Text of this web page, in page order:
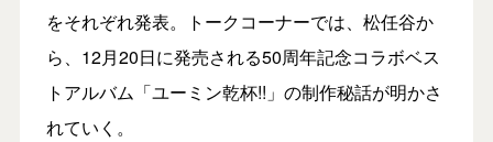
をそれぞれ発表。トークコーナーでは、松任谷か
ら、12月20日に発売される50周年記念コラボベス
トアルバム「ユーミン乾杯!!」の制作秘話が明かさ
れていく。